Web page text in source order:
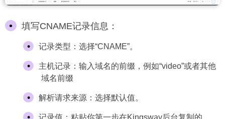
填写CNAME记录信息：
记录类型：选择“CNAME”。
主机记录：输入域名的前缀，例如“video”或者其他
域名前缀
解析请求来源：选择默认值。